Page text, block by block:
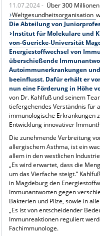
PRESSE
ÜBER UNS
INTERNATIONAL
INTRANET
11.07.2024 - Über 300
Weltgesundheitsorganisation
Die Abteilung von
Institut für Molekulare und
von-Guericke-Universität
Energiestoffwechsel von
überschießende
Autoimmunerkrankungen
beeinflusst. Dafür erhält er
nun eine Förderung in Höhe
von Dr. Kahlfuß und seinem
tiefergehendes Verständnis für
immunologische Erkrankungen
Entwicklung innovativer
Die zunehmende Verbreitung
allergischem Asthma, ist ein
allem in den westlichen
„Es wird erwartet, dass die
um das Vierfache steigt.“
in Magdeburg den
Immunantworten gegen
Bakterien und Pilze, sowie in
„Es ist von entscheidender
Immunreaktionen reguliert
Fachimmunologe.